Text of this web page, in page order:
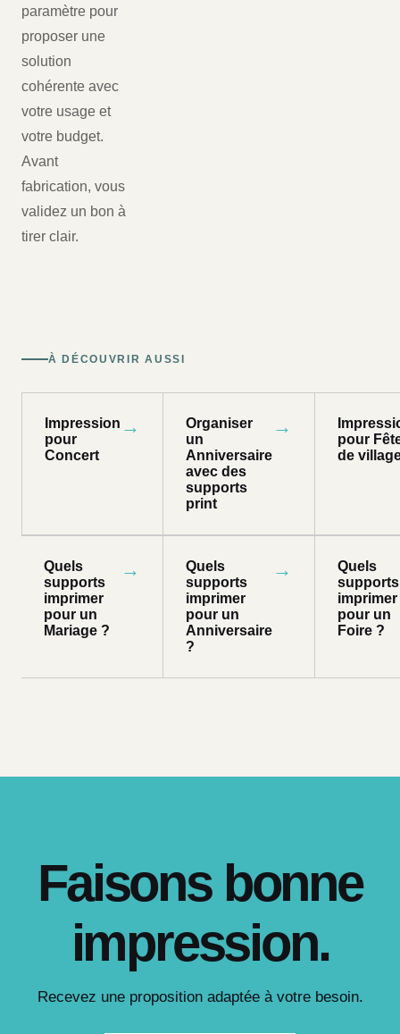
paramètre pour
proposer une
solution
cohérente avec
votre usage et
votre budget.
Avant
fabrication, vous
validez un bon à
tirer clair.
À DÉCOUVRIR AUSSI
Impression
pour
Concert
→
Organiser
un
Anniversaire
avec des
supports
print
→
pour
de
Quels
supports
imprimer
pour un
Mariage ?
→
Quels
supports
imprimer
pour un
Anniversaire
?
→
Quels
supports
imprimer
pour un
Foire ?
Faisons bonne
impression.
Recevez une proposition adaptée à votre besoin.